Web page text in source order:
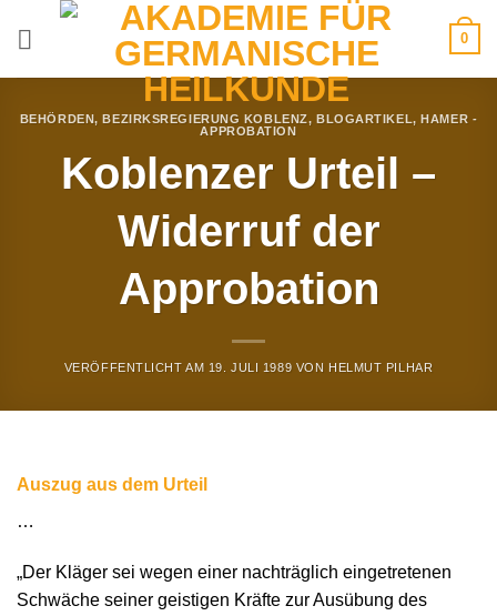
0
BEHÖRDEN, BEZIRKSREGIERUNG KOBLENZ, BLOGARTIKEL, HAMER -
APPROBATION
Koblenzer Urteil –
Widerruf der
Approbation
VERÖFFENTLICHT AM 19. JULI 1989 VON HELMUT PILHAR
Auszug aus dem Urteil
…
„Der Kläger sei wegen einer nachträglich eingetretenen
Schwäche seiner geistigen Kräfte zur Ausübung des